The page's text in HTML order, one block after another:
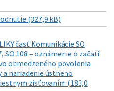
(327,9 kB)
časť Komunikácie SO
SO 108 – oznámenie o začatí
obmedzeného povolenia
a nariadenie ústneho
zisťovaním (183,0